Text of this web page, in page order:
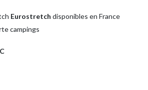
Eurostretchdisponibles en France
campings